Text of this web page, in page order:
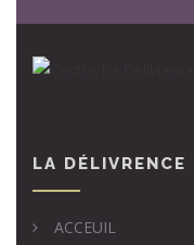
LA DÉLIVRENCE
ACCEUIL